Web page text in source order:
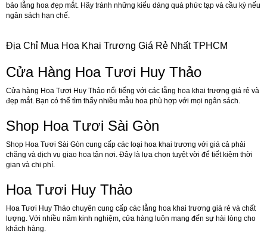
bảo lẵng hoa đẹp mắt. Hãy tránh những kiểu dáng quá phức tạp và cầu kỳ nếu
ngân sách hạn chế.
Địa Chỉ Mua Hoa Khai Trương Giá Rẻ Nhất TPHCM
Cửa Hàng Hoa Tươi Huy Thảo
Cửa hàng Hoa Tươi Huy Thảo nổi tiếng với các lẵng hoa khai trương giá rẻ và
đẹp mắt. Bạn có thể tìm thấy nhiều mẫu hoa phù hợp với mọi ngân sách.
Shop Hoa Tươi Sài Gòn
Shop Hoa Tươi Sài Gòn cung cấp các loại hoa khai trương với giá cả phải
chăng và dịch vụ giao hoa tận nơi. Đây là lựa chọn tuyệt vời để tiết kiệm thời
gian và chi phí.
Hoa Tươi Huy Thảo
Hoa Tươi Huy Thảo chuyên cung cấp các lẵng hoa khai trương giá rẻ và chất
lượng. Với nhiều năm kinh nghiệm, cửa hàng luôn mang đến sự hài lòng cho
khách hàng.